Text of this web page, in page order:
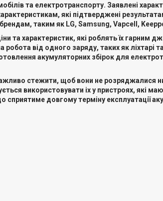
та електротранспорту. Заявлені
які підтверджені
таким як LG, Samsung, Vapcell,
та характеристик, які роблять їх гарним
від одного заряду, таких як ліхтарі та
акумуляторних збірок для
стежити, щоб вони не розряджалися
використовувати іх у пристроях, які
довгому терміну експлуатації